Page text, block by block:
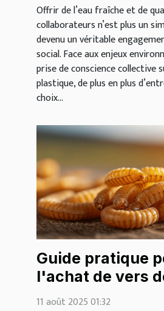
Offrir de l’eau fraîche et de
collaborateurs n’est plus un
devenu un véritable
social. Face aux enjeux
prise de conscience collective
plastique, de plus en plus
choix...
Guide pratique
l'achat de vers
séchés pour les
11 août 2025 01:32